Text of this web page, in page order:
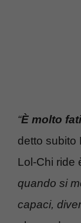
“È molto
detto subito
Lol-Chi ride
quando si
capaci,